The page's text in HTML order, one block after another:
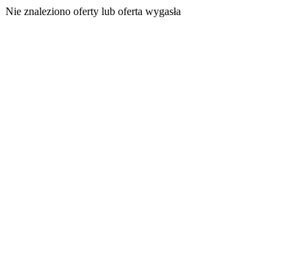
Nie znaleziono oferty lub oferta wygasła